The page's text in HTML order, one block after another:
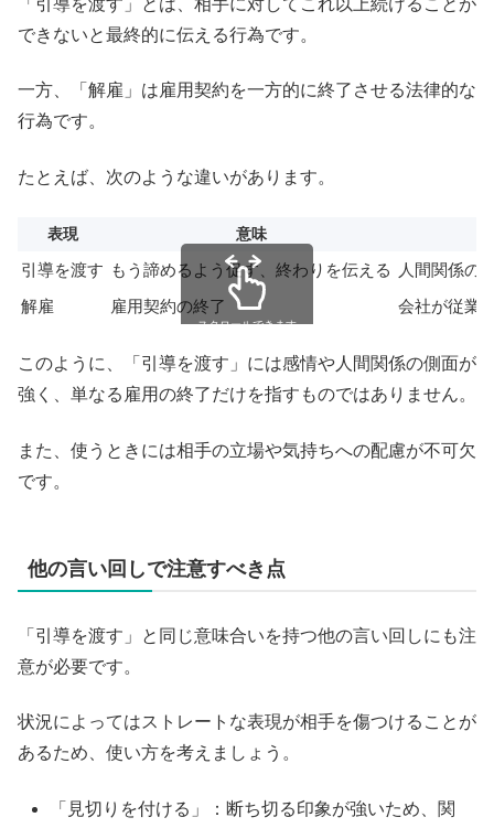
「引導を渡す」とは、相手に対してこれ以上続けることが
できないと最終的に伝える行為です。
一方、「解雇」は雇用契約を一方的に終了させる法律的な
行為です。
たとえば、次のような違いがあります。
表現 意味
引導を渡す もう諦めるよう促す、終わりを伝える
人間関係の
解雇
雇用契約の終了 会社が従業
スクロールできます
このように、「引導を渡す」には感情や人間関係の側面が
強く、単なる雇用の終了だけを指すものではありません。
また、使うときには相手の立場や気持ちへの配慮が不可欠
です。
他の言い回しで注意すべき点
「引導を渡す」と同じ意味合いを持つ他の言い回しにも注
意が必要です。
状況によってはストレートな表現が相手を傷つけることが
あるため、使い方を考えましょう。
「見切りを付ける」：断ち切る印象が強いため、関